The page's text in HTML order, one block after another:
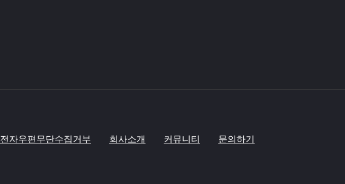
전자우편무단수집거부 회사소개 커뮤니티 문의하기